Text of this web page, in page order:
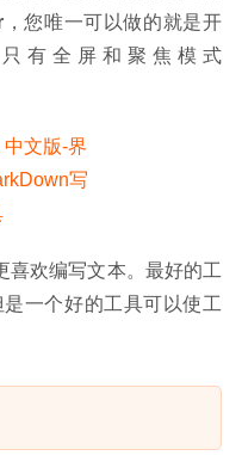
，您唯一可以做的就是开
有全屏和聚焦模式
喜欢编写文本。最好的工
一个好的工具可以使工